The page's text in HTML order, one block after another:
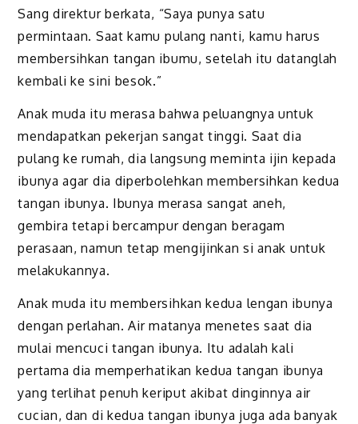
Sang direktur berkata, “Saya punya satu
permintaan. Saat kamu pulang nanti, kamu harus
membersihkan tangan ibumu, setelah itu datanglah
kembali ke sini besok.”
Anak muda itu merasa bahwa peluangnya untuk
mendapatkan pekerjan sangat tinggi. Saat dia
pulang ke rumah, dia langsung meminta ijin kepada
ibunya agar dia diperbolehkan membersihkan kedua
tangan ibunya. Ibunya merasa sangat aneh,
gembira tetapi bercampur dengan beragam
perasaan, namun tetap mengijinkan si anak untuk
melakukannya.
Anak muda itu membersihkan kedua lengan ibunya
dengan perlahan. Air matanya menetes saat dia
mulai mencuci tangan ibunya. Itu adalah kali
pertama dia memperhatikan kedua tangan ibunya
yang terlihat penuh keriput akibat dinginnya air
cucian, dan di kedua tangan ibunya juga ada banyak